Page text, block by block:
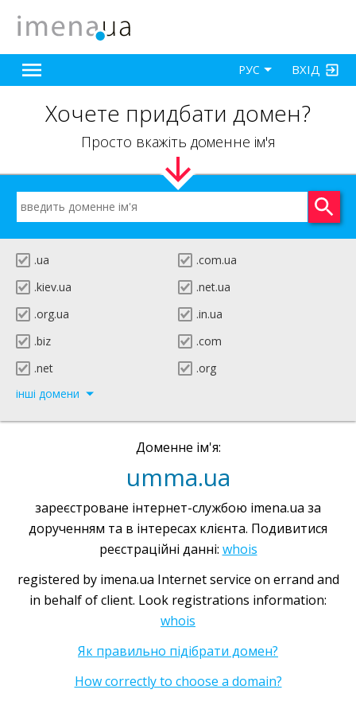
ВХІД
РУС
Хочете придбати домен?
Просто вкажіть доменне ім'я
.ua
.com.ua
.kiev.ua
.net.ua
.org.ua
.in.ua
.biz
.com
.net
.org
інші домени
Доменне ім'я:
umma.ua
зареєстроване інтернет-службою imena.ua за
дорученням та в інтересах клієнта. Подивитися
реєстраційні данні: whois
registered by imena.ua Internet service on errand and
in behalf of client. Look registrations information:
whois
Як правильно підібрати домен?
How correctly to choose a domain?